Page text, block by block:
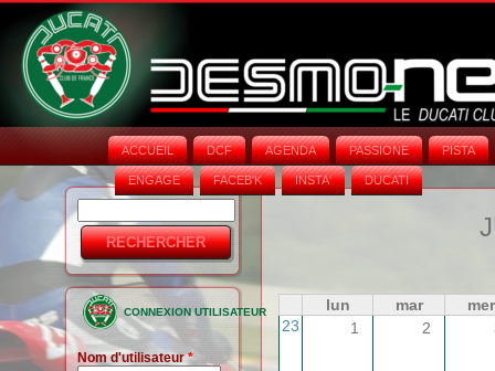
ACCUEIL DCF AGENDA PASSIONE PISTA
ENGAGE FACEB'K INSTA‘ DUCATI
Formulaire
de
recherche
CONNEXION UTILISATEUR
Nom d'utilisateur*
lun mar
mer
23
1 2